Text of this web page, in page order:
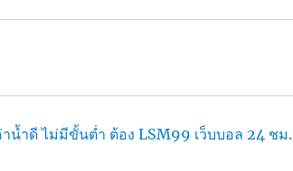
าน้ำดี ไม่มีขั้นต่ำ ต้อง LSM99 เว็บบอล 24 ชม.